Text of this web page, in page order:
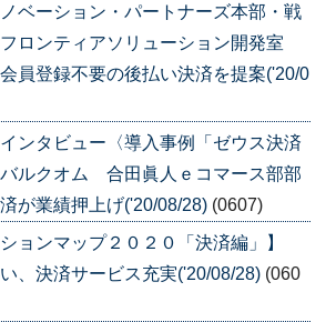
ベーション・パートナーズ本部・戦
ロンティアソリューション開発室
員登録不要の後払い決済を提案('20/0
インタビュー〈導入事例「ゼウス決済
ルクオム 合田眞人ｅコマース部部
が業績押上げ('20/08/28) (0607)
ションマップ２０２０「決済編」】
、決済サービス充実('20/08/28) (060